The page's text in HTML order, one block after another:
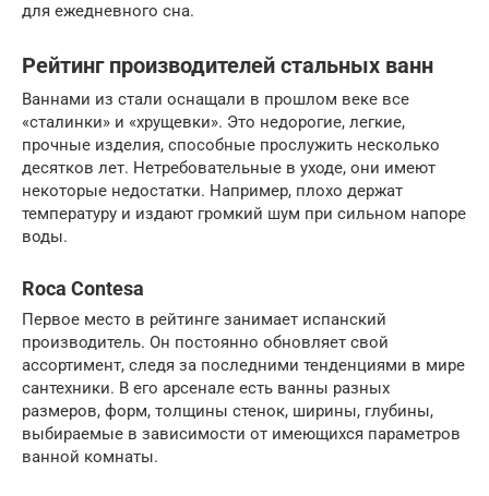
для ежедневного сна.
Рейтинг производителей стальных ванн
Ваннами из стали оснащали в прошлом веке все
«сталинки» и «хрущевки». Это недорогие, легкие,
прочные изделия, способные прослужить несколько
десятков лет. Нетребовательные в уходе, они имеют
некоторые недостатки. Например, плохо держат
температуру и издают громкий шум при сильном напоре
воды.
Roca Contesa
Первое место в рейтинге занимает испанский
производитель. Он постоянно обновляет свой
ассортимент, следя за последними тенденциями в мире
сантехники. В его арсенале есть ванны разных
размеров, форм, толщины стенок, ширины, глубины,
выбираемые в зависимости от имеющихся параметров
ванной комнаты.